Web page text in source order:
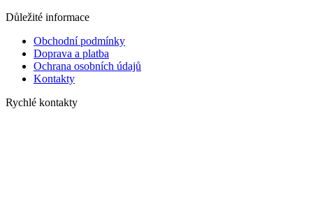
Důležité informace
Obchodní podmínky
Doprava a platba
Ochrana osobních údajů
Kontakty
Rychlé kontakty